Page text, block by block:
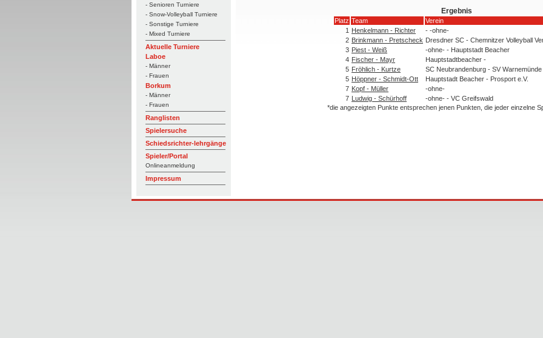
- Senioren Turniere
- Snow-Volleyball Turniere
- Sonstige Turniere
- Mixed Turniere
Aktuelle Turniere
Laboe
- Männer
- Frauen
Borkum
- Männer
- Frauen
Ranglisten
Spielersuche
Schiedsrichter-lehrgänge
Spieler/Portal
Onlineanmeldung
Impressum
Ergebnis
Platz Team Verein
1 Henkelmann - Richter - -ohne-
2 Brinkmann - Pretscheck Dresdner SC - Chemnitzer Volleyball
3 Piest - Weiß -ohne- - Hauptstadt Beacher
4 Fischer - Mayr Hauptstadtbeacher -
5 Fröhlich - Kurtze SC Neubrandenburg - SV Warnemünde
5 Höppner - Schmidt-Ott Hauptstadt Beacher - Prosport e.V.
7 Kopf - Müller -ohne-
7 Ludwig - Schürhoff -ohne- - VC Greifswald
*die angezeigten Punkte entsprechen jenen Punkten, die jeder einzelne